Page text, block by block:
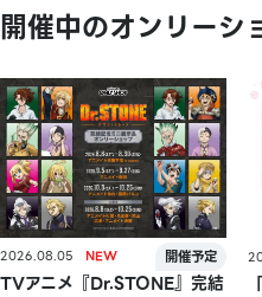
開催中のオンリーシ
2026.08.05
TVアニメ『Dr.STONE』完結